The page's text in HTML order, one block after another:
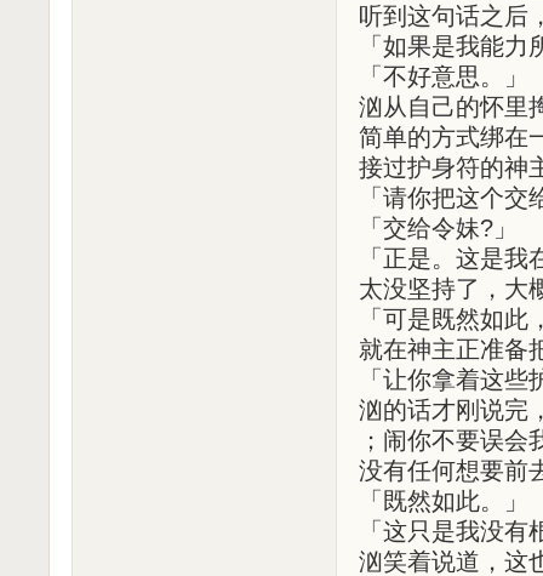
听到这句话之后
「如果是我能力
「不好意思。」
汹从自己的怀里
简单的方式绑在
接过护身符的神
「请你把这个交
「交给令妹?」
「正是。这是
太没坚持了，大
「可是既然如
就在神主正准备
「让你拿着这
汹的话才刚说完
；闹你不要误
没有任何想要前
「既然如此。」
「这只是我没
汹笑着说道，这